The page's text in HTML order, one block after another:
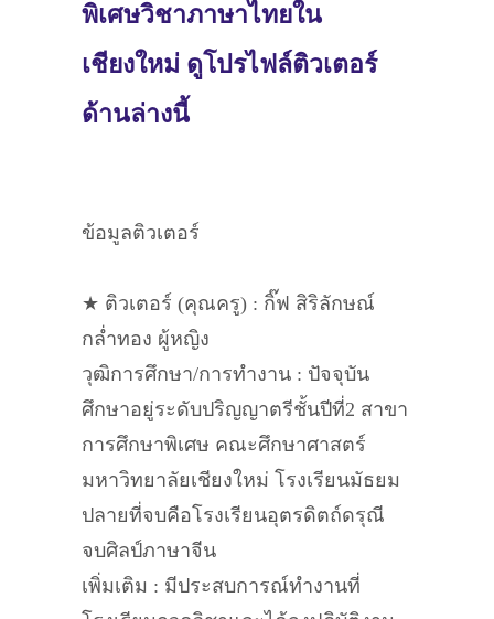
พิเศษวิชาภาษาไทยใน
เชียงใหม่ ดูโปรไฟล์ติวเตอร์
ด้านล่างนี้
ข้อมูลติวเตอร์
★ ติวเตอร์ (คุณครู) : กิ๊ฟ สิริลักษณ์
กล่ำทอง ผู้หญิง
วุฒิการศึกษา/การทำงาน : ปัจจุบัน
ศึกษาอยู่ระดับปริญญาตรีชั้นปีที่2 สาขา
การศึกษาพิเศษ คณะศึกษาศาสตร์
มหาวิทยาลัยเชียงใหม่ โรงเรียนมัธยม
ปลายที่จบคือโรงเรียนอุตรดิตถ์ดรุณี
จบศิลป์ภาษาจีน
เพิ่มเติม : มีประสบการณ์ทำงานที่